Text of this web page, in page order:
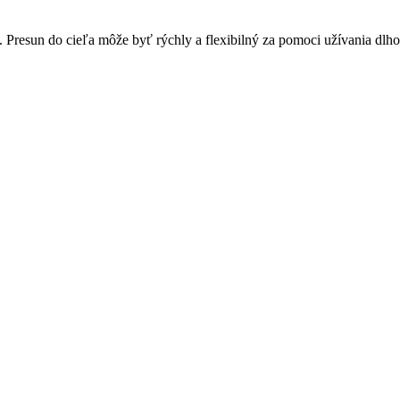
do cieľa môže byť rýchly a flexibilný za pomoci užívania